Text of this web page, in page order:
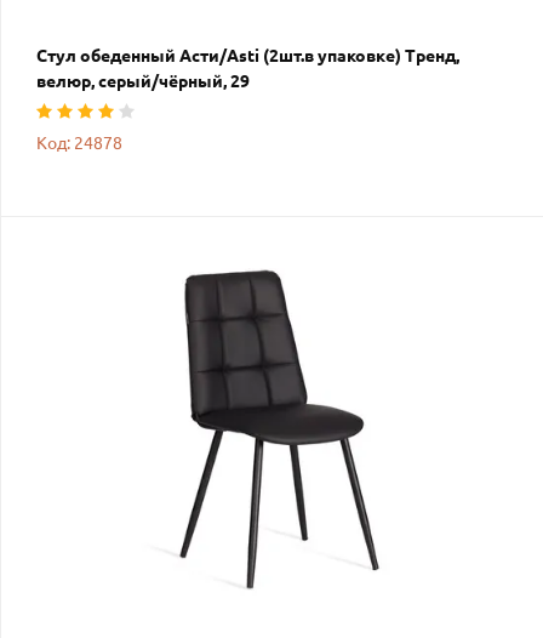
Стул обеденный Асти/Asti (2шт.в упаковке) Тренд,
велюр, серый/чёрный, 29
Код: 24878